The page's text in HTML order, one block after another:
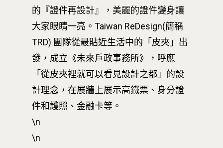
的『證件再設計』，美麗的證件變身讓
大家眼睛一亮。Taiwan ReDesign(簡稱
TRD) 團隊從最貼近生活中的「皮夾」出
發，成立《未來戶政事務所》，呼應
「從皮夾裡就可以看見設計之都」的設
計理念，在展牆上展示高鐵票、身分證
件和護照、金融卡等。
\n
\n